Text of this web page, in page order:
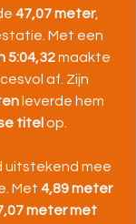
47,07 meter,
Met een
5:04,32 maakte
af. Zijn
leverde hem
titel op.
uitstekend mee
Met 4,89 meter
meter met